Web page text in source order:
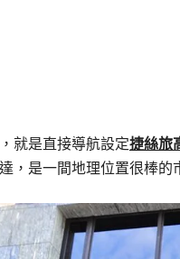
就是直接導航設定捷絲旅
，是一間地理位置很棒的